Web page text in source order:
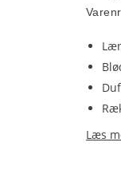
Varenr.
Læs